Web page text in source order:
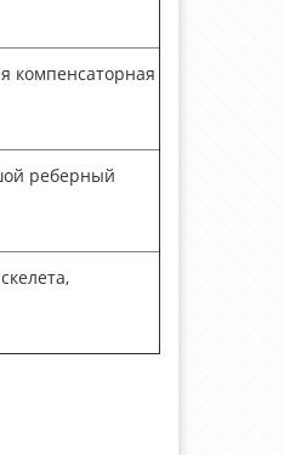
компенсаторная
реберный